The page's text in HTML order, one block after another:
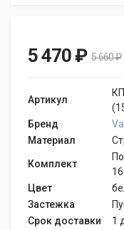
5 470 ₽ 5 660 ₽
Артикул
Бренд
Материал
Комплект
Цвет
Застежка
Срок доставки
1